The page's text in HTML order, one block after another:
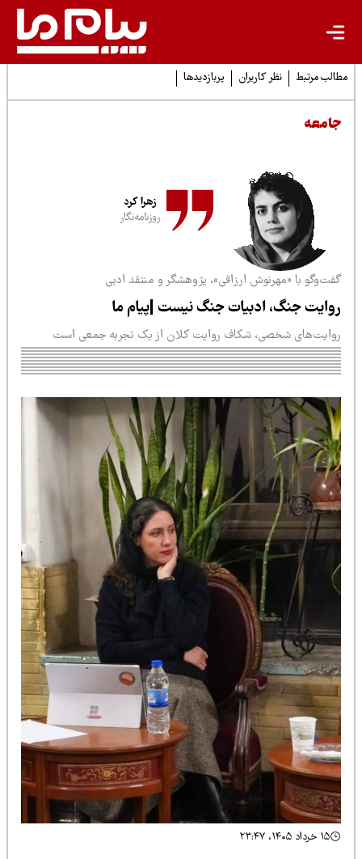
مرتبط نظر کاربران پربازدیدها
زهرا کرد
روزنامه‌نگار
با «مهرنوش ارزاقی»، پژوهشگر و منتقد ادبی
جنگ، ادبیات جنگ نیست |پیام ما
شخصی، شکاف روایت کلان از یک تجربه جمعی است